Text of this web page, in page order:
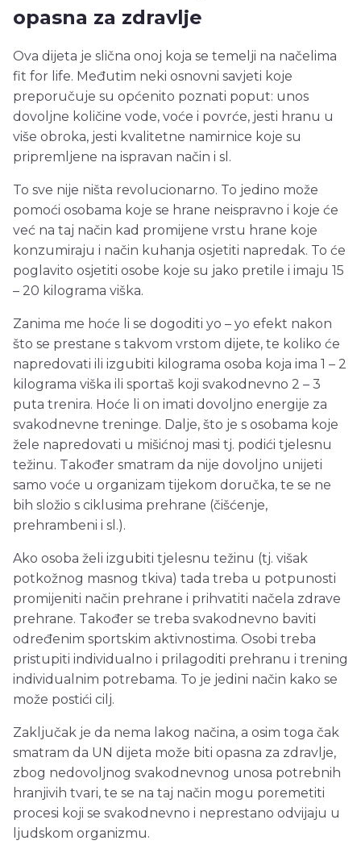
opasna za zdravlje
Ova dijeta je slična onoj koja se temelji na načelima
fit for life. Međutim neki osnovni savjeti koje
preporučuje su općenito poznati poput: unos
dovoljne količine vode, voće i povrće, jesti hranu u
više obroka, jesti kvalitetne namirnice koje su
pripremljene na ispravan način i sl.
To sve nije ništa revolucionarno. To jedino može
pomoći osobama koje se hrane neispravno i koje će
već na taj način kad promijene vrstu hrane koje
konzumiraju i način kuhanja osjetiti napredak. To će
poglavito osjetiti osobe koje su jako pretile i imaju 15
– 20 kilograma viška.
Zanima me hoće li se dogoditi yo – yo efekt nakon
što se prestane s takvom vrstom dijete, te koliko će
napredovati ili izgubiti kilograma osoba koja ima 1 – 2
kilograma viška ili sportaš koji svakodnevno 2 – 3
puta trenira. Hoće li on imati dovoljno energije za
svakodnevne treninge. Dalje, što je s osobama koje
žele napredovati u mišićnoj masi tj. podići tjelesnu
težinu. Također smatram da nije dovoljno unijeti
samo voće u organizam tijekom doručka, te se ne
bih složio s ciklusima prehrane (čišćenje,
prehrambeni i sl.).
Ako osoba želi izgubiti tjelesnu težinu (tj. višak
potkožnog masnog tkiva) tada treba u potpunosti
promijeniti način prehrane i prihvatiti načela zdrave
prehrane. Također se treba svakodnevno baviti
određenim sportskim aktivnostima. Osobi treba
pristupiti individualno i prilagoditi prehranu i trening
individualnim potrebama. To je jedini način kako se
može postići cilj.
Zaključak je da nema lakog načina, a osim toga čak
smatram da UN dijeta može biti opasna za zdravlje,
zbog nedovoljnog svakodnevnog unosa potrebnih
hranjivih tvari, te se na taj način mogu poremetiti
procesi koji se svakodnevno i neprestano odvijaju u
ljudskom organizmu.